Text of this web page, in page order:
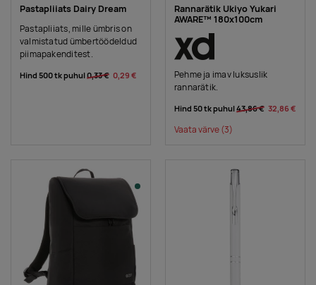
Pastapliiats Dairy Dream
Pastapliiats, mille ümbris on
valmistatud ümbertöödeldud
piimapakenditest.
Hind 500 tk puhul0,33 € 0,29 €
Rannarätik Ukiyo Yukari
AWARE™ 180x100cm
Pehme ja imav luksuslik
rannarätik.
Hind 50 tk puhul43,86 € 32,86 €
Vaata värve(3)